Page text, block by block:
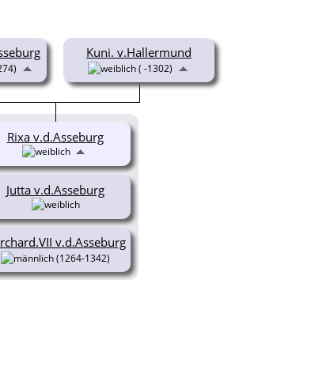
Kuni. v.Hallermund
( -1302)
Jutta v.d.Asseburg
v.d.Asseburg
(1264-1342)
Rixa v.d.Asseburg